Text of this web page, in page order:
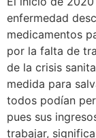
enfermedad
medicamentos
por la falta de
de la crisis
medida para
todos podían
pues sus
trabajar,